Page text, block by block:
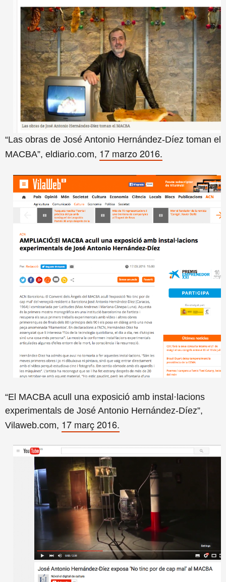
“Las obras de José Antonio Hernández-Díez toman el
MACBA”, eldiario.com, 17 marzo 2016.
“El MACBA acull una exposició amb instal·lacions
experimentals de José Antonio Hernández-Díez”,
Vilaweb.com, 17 març 2016.